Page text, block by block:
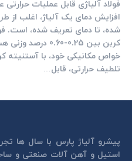
فولاد آلياژی قابل عمليات
افزایش دمای یک آلیاژ، اغلب از
شده، تا دمای تعریف شده، است.
کربن بین 0.25-0.60
خواص مکانیکی خود، با
تلطیف حرارتی، قابل…
پیشرو آلیاژ پارس با سال ها
استیل و آهن آلات صنعتی و